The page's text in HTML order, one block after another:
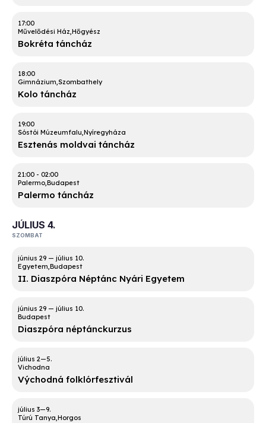
17:00
Művelődési Ház Hőgyész
Bokréta táncház
18:00
Gimnázium Szombathely
Kolo táncház
19:00
Sóstói Múzeumfalu Nyíregyháza
Esztenás moldvai táncház
21:00 - 02:00
Palermo Budapest
Palermo táncház
JÚLIUS 4.
SZOMBAT
Egyetem Budapest
II. Diaszpóra Néptánc Nyári Egyetem
Budapest
Diaszpóra néptánckurzus
Vichodna
Východná folklórfesztivál
Túrú Tanya Horgos